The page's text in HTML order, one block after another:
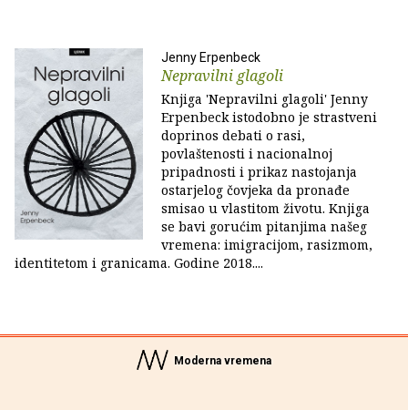
Jenny Erpenbeck
Nepravilni glagoli
Knjiga 'Nepravilni glagoli' Jenny
Erpenbeck istodobno je strastveni
doprinos debati o rasi,
povlaštenosti i nacionalnoj
pripadnosti i prikaz nastojanja
ostarjelog čovjeka da pronađe
smisao u vlastitom životu. Knjiga
se bavi gorućim pitanjima našeg
vremena: imigracijom, rasizmom,
identitetom i granicama. Godine 2018....
Moderna vremena